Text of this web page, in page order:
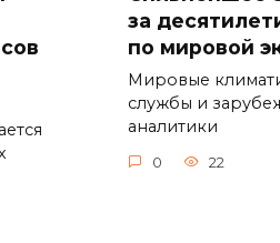
за
по мировой
Мировые
службы и
аналитики
0 22